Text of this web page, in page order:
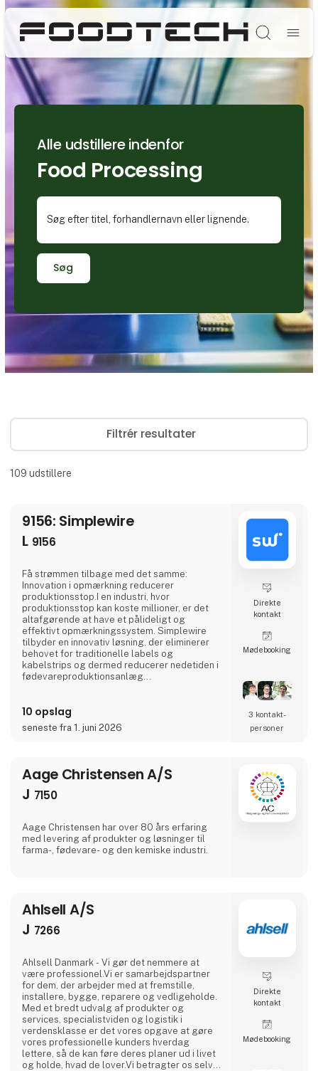
Søg
Alle udstillere indenfor
Food Processing
Søg efter titel, forhandlernavn eller lignende.
Søg
Filtrér resultater
109 udstillere
9156: Simplewire
L 9156
Få strømmen tilbage med det samme:
Innovation i opmærkning reducerer
produktionsstop.I en industri, hvor
produktionsstop kan koste millioner, er det
altafgørende at have et pålideligt og
effektivt opmærkningssystem. Simplewire
tilbyder en innovativ løsning, der eliminerer
behovet for traditionelle labels og
kabelstrips og dermed reducerer nedetiden i
fødevareproduktionsanlæg
indlejrer et unikt ID i alle elektriske
installationer, der er forbundet til en sikring.
Dette ID kan scannes overalt langs kabler og
10 opslag
seneste fra 1. juni 2026
Direkte
kontakt
Møde­booking
3 kontakt­
personer
Aage Christensen A/S
J 7150
Aa​ge Christensen har over 80 års erfaring
med levering af produkter og løsninger til
farma-, fødevare- og den kemiske industri.
Ahlsell A/S
J 7266
Ahlsell Danmark - Vi gør det nemmere at
være professionel.Vi er samarbejdspartner
for dem, der arbejder med at fremstille,
installere, bygge, reparere og vedligeholde.
Med et bredt udvalg af produkter og
services, specialistviden og logistik i
verdensklasse er det vores opgave at gøre
vores professionelle kunders hverdag
lettere, så de kan føre deres planer ud i livet
og holde, hvad de lover.Vi betragter os selv
Direkte
kontakt
Møde­booking